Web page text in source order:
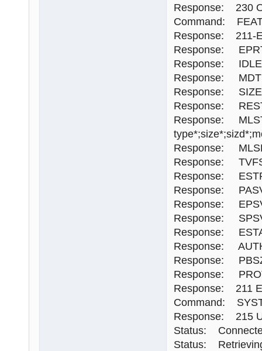
Response: 230
Command:
Response: 211-
Response:
Response: IDLE
Response:
Response: SIZE
Response:
Response:
Response:
Response:
Response:
Response:
Response:
Response:
Response:
Response:
Response:
Response:
Response: 211
Command:
Response: 215
Status:
Status: